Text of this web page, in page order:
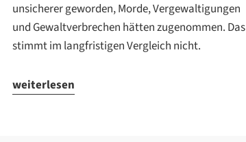
unsicherer geworden, Morde, Vergewaltigungen
und Gewaltverbrechen hätten zugenommen. Das
stimmt im langfristigen Vergleich nicht.
weiterlesen